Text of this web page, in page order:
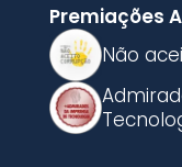
Premiações
Não